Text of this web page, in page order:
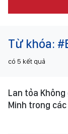
Từ khóa:
có 5 kết quả
Lan tỏa Không
Minh trong